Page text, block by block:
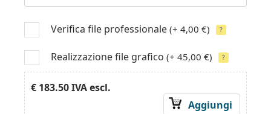
Verifica file professionale (+ 4,00 €) ?
Realizzazione file grafico (+ 45,00 €) ?
€ 183.50IVA escl.
Aggiungi